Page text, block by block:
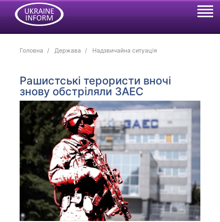
Головна Держава Надзвичайна ситуація
Рашистські терористи вночі
знову обстріляли ЗАЕС